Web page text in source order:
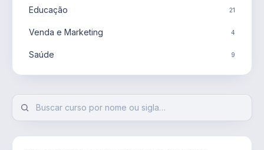
Educação 21
Venda e Marketing 4
Saúde 9